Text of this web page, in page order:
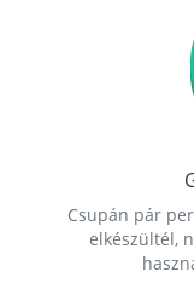
Csupán pár
elkészültél,